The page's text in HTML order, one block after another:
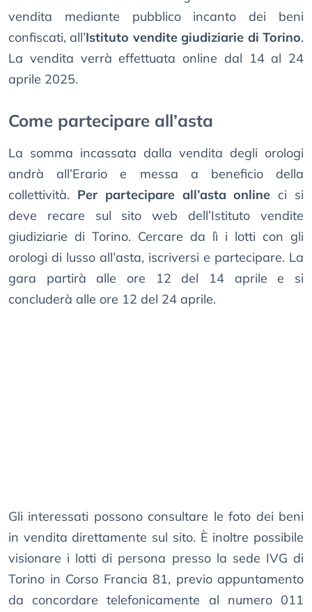
vendita mediante pubblico incanto dei beni
confiscati, all’Istituto vendite giudiziarie di Torino.
La vendita verrà effettuata online dal 14 al 24
aprile 2025.
Come partecipare all’asta
La somma incassata dalla vendita degli orologi
andrà all’Erario e messa a beneficio della
collettività. Per partecipare all’asta online ci si
deve recare sul sito web dell’Istituto vendite
giudiziarie di Torino. Cercare da lì i lotti con gli
orologi di lusso all’asta, iscriversi e partecipare. La
gara partirà alle ore 12 del 14 aprile e si
concluderà alle ore 12 del 24 aprile.
Gli interessati possono consultare le foto dei beni
in vendita direttamente sul sito. È inoltre possibile
visionare i lotti di persona presso la sede IVG di
Torino in Corso Francia 81, previo appuntamento
da concordare telefonicamente al numero 011